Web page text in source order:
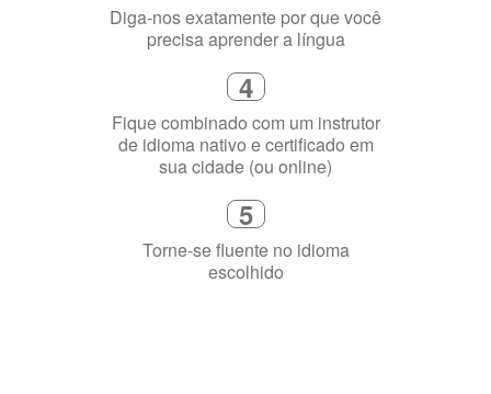
4
Fique combinado com um instrutor
de idioma nativo e certificado em
sua cidade (ou online)
5
Torne-se fluente no idioma
escolhido